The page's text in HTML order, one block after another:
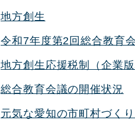
地方創生
令和7年度第2回総合教育
地方創生応援税制（企業
総合教育会議の開催状況
元気な愛知の市町村づく